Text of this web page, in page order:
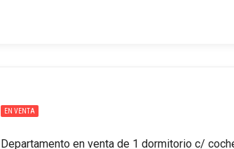
EN VENTA